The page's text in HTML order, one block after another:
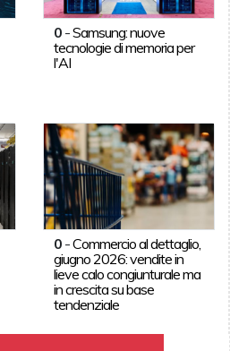
0 -Samsung: nuove
tecnologie di memoria per
l'AI
0 -Commercio al dettaglio,
giugno 2026: vendite in
lieve calo congiunturale ma
in crescita su base
tendenziale